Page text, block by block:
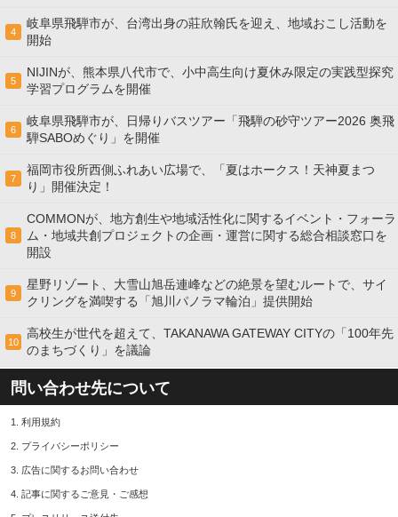
4
岐阜県飛騨市が、台湾出身の莊欣翰氏を迎え、地域おこし活動を
開始
5
NIJINが、熊本県八代市で、小中高生向け夏休み限定の実践型探究
学習プログラムを開催
6
岐阜県飛騨市が、日帰りバスツアー「飛騨の砂守ツアー2026 奥飛
騨SABOめぐり」を開催
7
福岡市役所西側ふれあい広場で、「夏はホークス！天神夏まつ
り」開催決定！
8
COMMONが、地方創生や地域活性化に関するイベント・フォーラ
ム・地域共創プロジェクトの企画・運営に関する総合相談窓口を
開設
9
星野リゾート、大雪山旭岳連峰などの絶景を望むルートで、サイ
クリングを満喫する「旭川パノラマ輪泊」提供開始
10
高校⽣が世代を超えて、TAKANAWA GATEWAY CITYの「100年先
のまちづくり」を議論
問い合わせ先について
1. 利用規約
2. プライバシーポリシー
3. 広告に関するお問い合わせ
4. 記事に関するご意見・ご感想